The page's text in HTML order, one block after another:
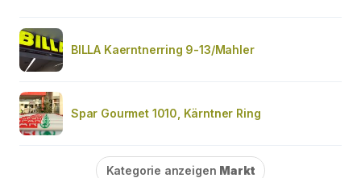
BILLA Kaerntnerring 9-13/Mahler
Spar Gourmet 1010, Kärntner Ring
Kategorie anzeigen Markt